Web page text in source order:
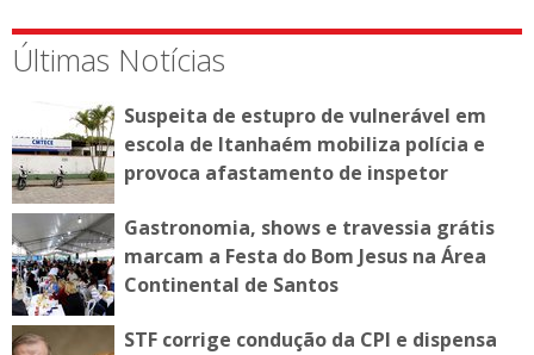
Últimas Notícias
Suspeita de estupro de vulnerável em
escola de Itanhaém mobiliza polícia e
provoca afastamento de inspetor
Gastronomia, shows e travessia grátis
marcam a Festa do Bom Jesus na Área
Continental de Santos
STF corrige condução da CPI e dispensa